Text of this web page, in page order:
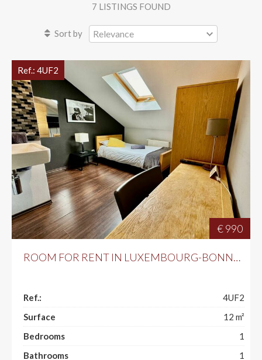
RENT
PROJECTS
FINANCE
CONTACT
7 LISTINGS FOUND
Sort by
€ 990
Ref.: 4UF2
ROOM FOR RENT IN LUXEMBOURG-BONNEVOIE
Ref.:
4UF2
Surface
12 m²
Bedrooms
1
Bathrooms
1